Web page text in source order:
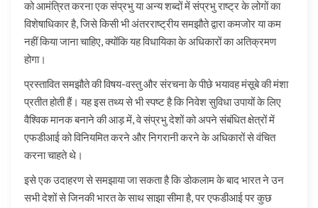
को आमंत्रित करना एक संप्रभु या अन्य शब्दों में संप्रभु राष्ट्र के लोगों का
विशेषाधिकार है, जिसे किसी भी अंतरराष्ट्रीय समझौते द्वारा कमजोर या कम
नहीं किया जाना चाहिए, क्योंकि यह विधायिका के अधिकारों का अतिक्रमण
होगा।
प्रस्तावित समझौते की विषय-वस्तु और संरचना के पीछे भयावह मंसूबे की मंशा
प्रतीत होती हैं। यह इस तथ्य से भी स्पष्ट है कि निवेश सुविधा उपायों के लिए
वैश्विक मानक बनाने की आड़ में, वे संप्रभु देशों को अपने संबंधित क्षेत्रों में
एफडीआई को विनियमित करने और निगरानी करने के अधिकारों से वंचित
करना चाहते थे।
इसे एक उदाहरण से समझाया जा सकता है कि डोकलाम के बाद भारत ने उन
सभी देशों से जिनकी भारत के साथ साझा सीमा है, पर एफडीआई पर कुछ